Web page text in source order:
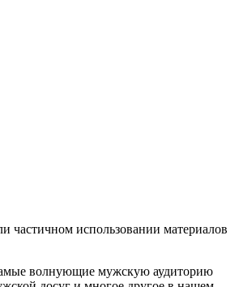
частичном использовании материалов
волнующие мужскую аудиторию